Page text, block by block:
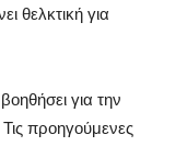
θελκτική για
για την
προηγούμενες